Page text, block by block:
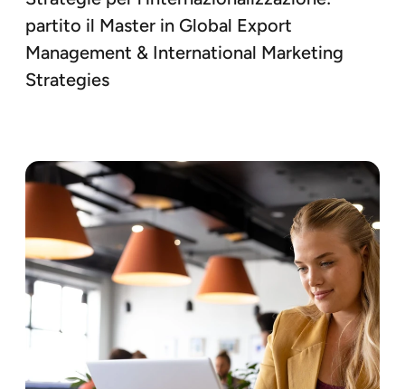
partito il Master in Global Export
Management & International Marketing
Strategies